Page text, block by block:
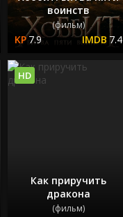
воинств
(фильм)
7.9 7.4
Как приручить
дракона
(фильм)
HD